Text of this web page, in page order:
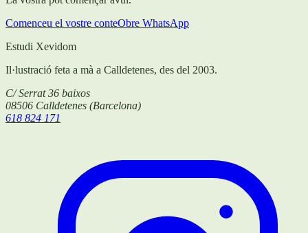
Comenceu el vostre conteObre WhatsApp
Estudi Xevidom
Il·lustració feta a mà a Calldetenes, des del 2003.
C/ Serrat 36 baixos
08506 Calldetenes (Barcelona)
618 824 171